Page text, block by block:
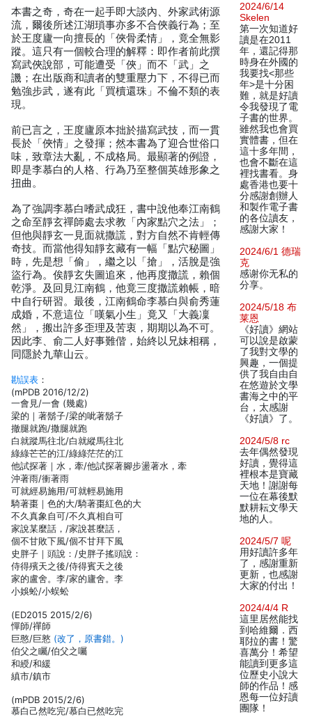
本書之奇，奇在一起手即大談內、外家武術源
流，爾後所述江湖瑣事亦多不合俠義行為；至
於王度廬一向擅長的「俠骨柔情」，竟全無影
蹤。這只有一個較合理的解釋：即作者前此撰
寫武俠說部，可能遭受「俠」而不「武」之
譏；在出版商和讀者的雙重壓力下，不得已而
勉強步武，遂有此「買櫝還珠」不倫不類的表
現。
前已言之，王度廬原本拙於描寫武技，而一貫
長於「俠情」之發揮；然本書為了迎合世俗口
味，致章法大亂，不成格局。最顯著的例證，
即是李慕白的人格、行為乃至整個英雄形象之
扭曲。
為了強調李慕白嗜武成狂，書中說他奉江南鶴
之命至靜玄禪師處去求教「內家點穴之法」；
但他與靜玄一見面就撒謊，對方自然不肯輕傳
奇技。而當他得知靜玄藏有一幅「點穴秘圖」
時，先是想「偷」，繼之以「搶」，活脫是強
盜行為。俟靜玄失圖追來，他再度撒謊，賴個
乾淨。及回見江南鶴，他竟三度撒謊賴帳，暗
中自行研習。最後，江南鶴命李慕白與俞秀蓮
成婚，不意這位「嘆氣小生」竟又「大義凜
然」，搬出許多歪理及苦衷，期期以為不可。
因此李、俞二人好事難偕，始終以兄妹相稱，
同隱於九華山云。
勘誤表 ：
(mPDB 2016/12/2)
一會見/一會 (幾處)
梁的｜著鬍子/梁的呲著鬍子
撤腿就跑/撒腿就跑
白就蹤馬往北/白就縱馬往北
綠綠芒芒的江/綠綠茫茫的江
他試探著｜水，牽/他試探著腳步盪著水，牽
沖著雨/衝著雨
可就經易施用/可就輕易施用
騎著棗｜色的大/騎著棗紅色的大
不久真象自可/不久真相自可
家說某麼話，/家說甚麼話，
個不甘敗下風/個不甘拜下風
史胖子｜頭說：/史胖子搖頭說：
侍得殯天之後/侍得賓天之後
家的盧舍。李/家的廬舍。李
小娛蚣/小蜈蚣
(ED2015 2015/2/6)
憚師/禪師
巨憨/巨憝 (改了，原書錯。)
伯父之矚/伯父之囑
和綬/和緩
縝市/鎮市
(mPDB 2015/2/6)
慕白己然吃完/慕白已然吃完
2024/6/14
Skelen
第一次知道好
讀是在2011
年，還記得那
時身在外國的
我要找<那些
年>是十分困
難，就是好讀
令我發現了電
子書的世界。
雖然我也會買
實體書，但在
這十多年間，
也會不斷在這
裡找書看。身
處香港也要十
分感謝創辦人
和製作電子書
的各位讀友，
感謝大家！
2024/6/1 德瑞
克
感谢你无私的
分享。
2024/5/18 布
莱恩
《好讀》網站
可以說是啟蒙
了我對文學的
興趣，一個提
供了我自由自
在悠遊於文學
書海之中的平
台，太感謝
《好讀》了。
2024/5/8 rc
去年偶然發現
好讀，覺得這
裡根本是寶藏
天地！謝謝每
一位在幕後默
默耕耘文學天
地的人。
2024/5/7 呢
用好讀許多年
了，感謝重新
更新，也感謝
大家的付出！
2024/4/4 R
這里居然能找
到哈維爾．西
耶拉的書！驚
喜萬分！希望
能讀到更多這
位歷史小說大
師的作品！感
恩每一位好讀
團隊！